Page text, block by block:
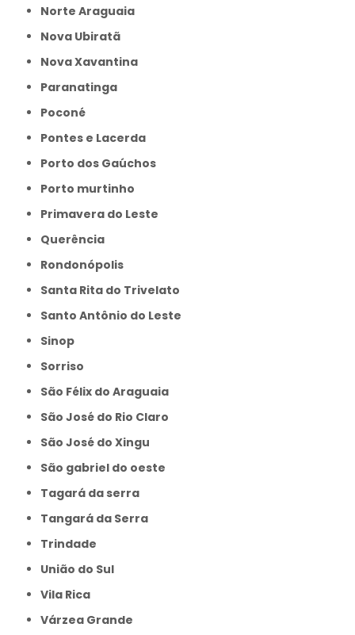
Norte Araguaia
Nova Ubiratã
Nova Xavantina
Paranatinga
Poconé
Pontes e Lacerda
Porto dos Gaúchos
Porto murtinho
Primavera do Leste
Querência
Rondonópolis
Santa Rita do Trivelato
Santo Antônio do Leste
Sinop
Sorriso
São Félix do Araguaia
São José do Rio Claro
São José do Xingu
São gabriel do oeste
Tagará da serra
Tangará da Serra
Trindade
União do Sul
Vila Rica
Várzea Grande